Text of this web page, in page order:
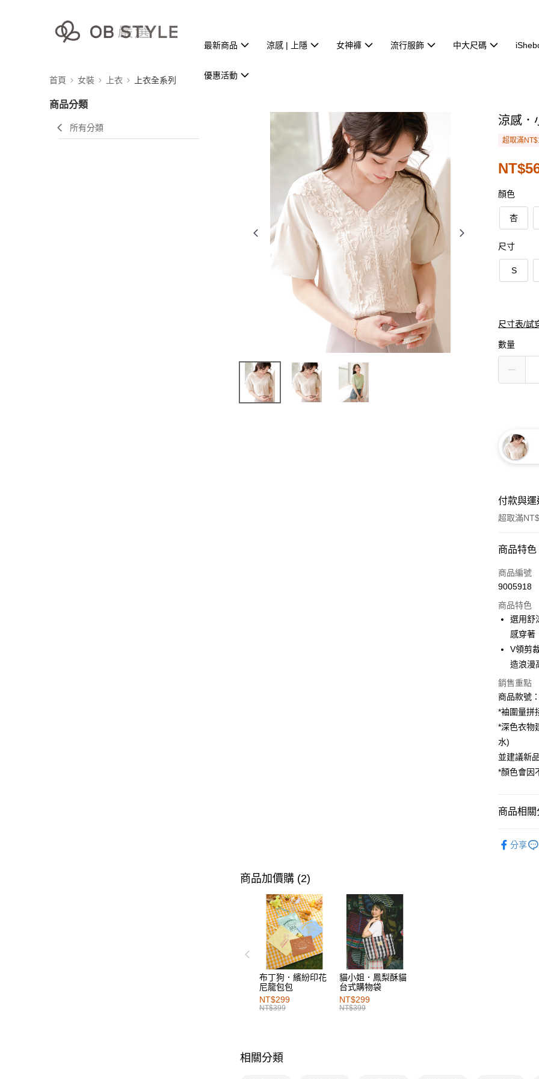
最新商品 涼感 | 上隱 女神褲 流行服飾 中大尺碼
優惠活動
首頁 女裝 上衣 上衣全系列
商品分類
所有分類
涼感．
超取滿
顏色
杏
尺寸
S
尺寸表/試
數量
付款與
超取滿
付款方式
信用卡一
超商取貨
LINE Pay
街口支付
運送方式
全家取貨
每筆
付款後全
每筆
每筆
每筆
商品特色
商品編號
9005918
商品特色
選用舒
感穿著
V領剪
造浪漫
銷售重點
商品款號
*袖圍量拼
*深色衣物
水)
並建議新
*顏色會因
商品相關
分享
商品加價購 (2)
布丁狗．繽紛印花
尼龍包包
NT$299
NT$399
貓小姐．鳳梨酥貓
台式購物袋
NT$299
NT$399
相關分類